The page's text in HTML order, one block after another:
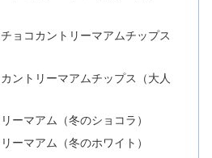
ョコカントリーマアムチップス
ントリーマアムチップス（大人
ーマアム（冬のショコラ）
ーマアム（冬のホワイト）